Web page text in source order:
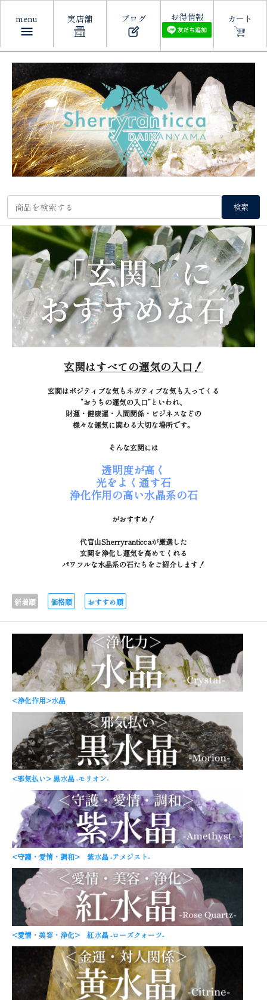
menu 実店舗 ブログ お得情報 カート
検索
玄関はすべての運気の入口！
玄関はポジティブな気もネガティブな気も入ってくる
”おうちの運気の入口”といわれ、
財運・健康運・人間関係・ビジネスなどの
様々な運気に関わる大切な場所です。
そんな玄関には
透明度が高く
光をよく通す石
浄化作用の高い水晶系の石
がおすすめ！
代官山Sherryranticcaが厳選した
玄関を浄化し運気を高めてくれる
パワフルな水晶系の石たちをご紹介します！
新着順 価格順 おすすめ順
<浄化作用>水晶
<邪気払い> 黒水晶 -モリオン-
<守護・愛情・調和> 紫水晶 -アメジスト-
<愛情・美容・浄化> 紅水晶 -ローズクォーツ-